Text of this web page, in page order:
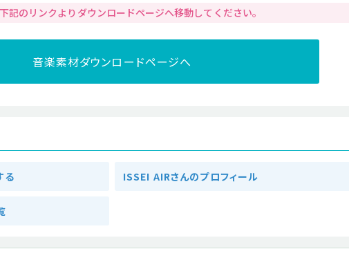
記のリンクよりダウンロードページへ移動してください。
音楽素材ダウンロードページへ
る ISSEI AIRさんのプロフィール